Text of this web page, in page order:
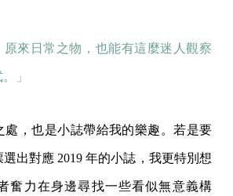
原來日常之物，也能有這麼迷人觀察
」
處，也是小誌帶給我的樂趣。若是要
出對應 2019 年的小誌，我更特別想
奮力在身邊尋找一些看似無意義構